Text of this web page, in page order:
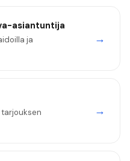
asiantuntija
ja
→
→